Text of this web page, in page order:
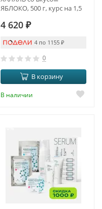
ЯБЛОКО, 500 г, курс на 1,5
4 620 ₽
4 по 1155 ₽
0
В корзину
В наличии